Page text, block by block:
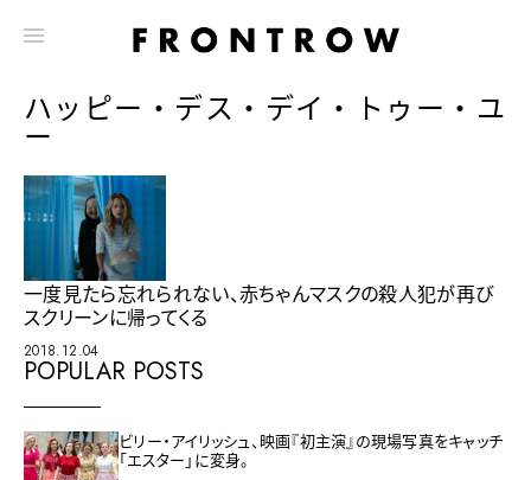
ハッピー・デス・デイ・トゥー・ユ
ー
一度見たら忘れられない、赤ちゃんマスクの殺人犯が再び
スクリーンに帰ってくる
2018.12.04
POPULAR POSTS
ビリー・アイリッシュ、映画『初主演』の現場写真をキャッチ
「エスター」に変身。